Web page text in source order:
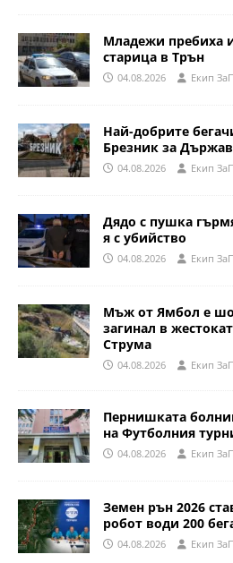
Младежи пребиха
старица в Трън
04.08.2026 Eкип
Най-добрите
Брезник за
04.08.2026 Eкип
Дядо с пушка
я с убийство
04.08.2026 Eкип
Мъж от Ямбол е
загинал в
Струма
04.08.2026 Eкип
Пернишката
на Футболния
04.08.2026 Eкип
Земен рън 2026
робот води 200
04.08.2026 Eкип